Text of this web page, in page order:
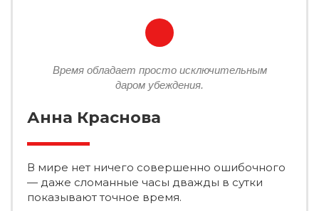
Время обладает просто исключительным
даром убеждения.
Анна Краснова
В мире нет ничего совершенно ошибочного
— даже сломанные часы дважды в сутки
показывают точное время.